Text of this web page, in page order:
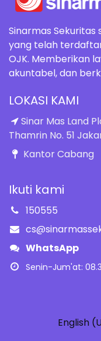
Sinarmas
yang telah
OJK. Memberikan
akuntabel, dan
LOKASI KAMI
Sinar Mas Land
Thamrin No. 51
Kantor Cabang
Ikuti kami
150555
WhatsApp
Senin-Jum'at:
English